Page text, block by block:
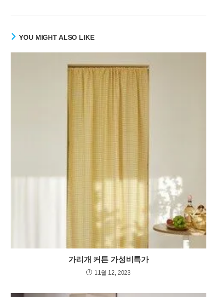
YOU MIGHT ALSO LIKE
가리개 커튼 가성비특가
11월 12, 2023